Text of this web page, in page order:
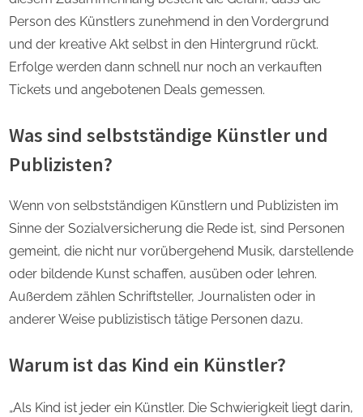
Person des Künstlers zunehmend in den Vordergrund
und der kreative Akt selbst in den Hintergrund rückt.
Erfolge werden dann schnell nur noch an verkauften
Tickets und angebotenen Deals gemessen.
Was sind selbstständige Künstler und
Publizisten?
Wenn von selbstständigen Künstlern und Publizisten im
Sinne der Sozialversicherung die Rede ist, sind Personen
gemeint, die nicht nur vorübergehend Musik, darstellende
oder bildende Kunst schaffen, ausüben oder lehren.
Außerdem zählen Schriftsteller, Journalisten oder in
anderer Weise publizistisch tätige Personen dazu.
Warum ist das Kind ein Künstler?
„Als Kind ist jeder ein Künstler. Die Schwierigkeit liegt darin,